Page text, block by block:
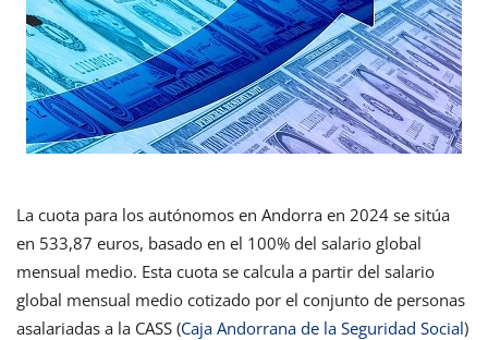
La cuota para los autónomos en Andorra en 2024 se sitúa
en 533,87 euros, basado en el 100% del salario global
mensual medio. Esta cuota se calcula a partir del salario
global mensual medio cotizado por el conjunto de personas
asalariadas a la CASS (Caja Andorrana de la Seguridad Social)